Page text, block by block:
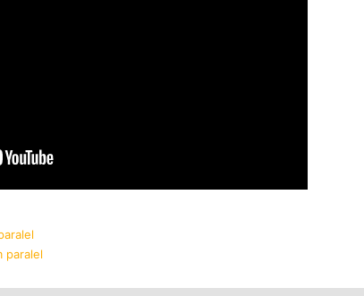
paralel